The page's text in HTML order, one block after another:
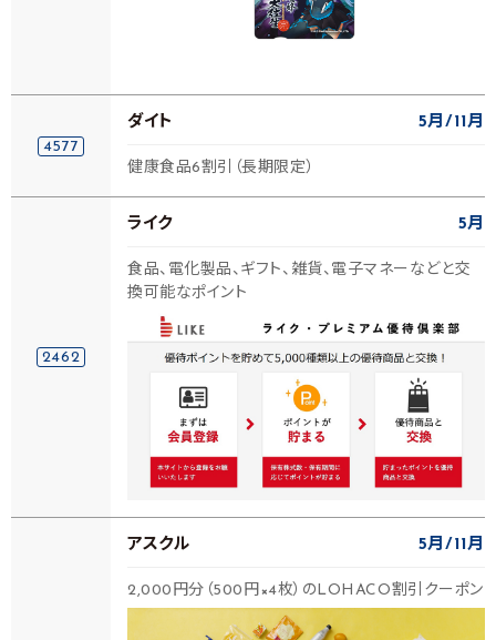
4577
ダイト 5月 11月
健康食品6割引（長期限定）
2462
ライク 5月
食品、電化製品、ギフト、雑貨、電子マネーなどと交
換可能なポイント
アスクル 5月 11月
2,000円分（500円×4枚）のLOHACO割引クーポン